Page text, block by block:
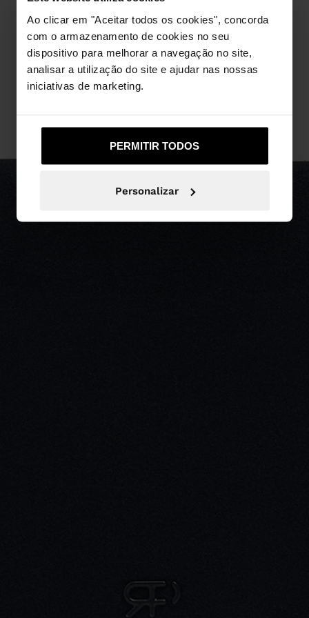
Ao clicar em "Aceitar todos os cookies", concorda
com o armazenamento de cookies no seu
dispositivo para melhorar a navegação no site,
analisar a utilização do site e ajudar nas nossas
iniciativas de marketing.
PERMITIR TODOS
Personalizar